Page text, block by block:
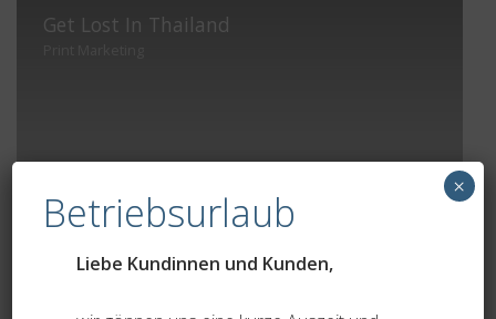
Get Lost In Thailand
Betriebsurlaub
Liebe Kundinnen und Kunden,
×